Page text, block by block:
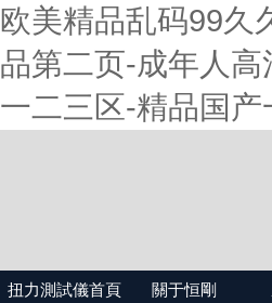
欧美精品乱码99久
品第二页-成年人
一二三区-精品国
扭力測試儀首頁 關于恒剛